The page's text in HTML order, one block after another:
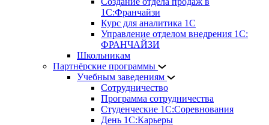
1С:Франчайзи
Курс для аналитика 1С
Управление отделом внедрения 1С:
ФРАНЧАЙЗИ
Школьникам
Партнёрские программы
Учебным заведениям
Сотрудничество
Программа сотрудничества
Студенческие 1С:Соревнования
День 1С:Карьеры